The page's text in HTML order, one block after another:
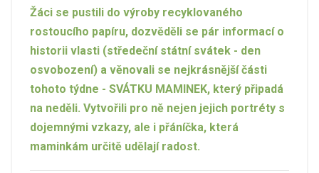
Žáci se pustili do výroby recyklovaného
rostoucího papíru, dozvěděli se pár informací o
historii vlasti (středeční státní svátek - den
osvobození) a věnovali se nejkrásnější části
tohoto týdne - SVÁTKU MAMINEK, který připadá
na neděli. Vytvořili pro ně nejen jejich portréty s
dojemnými vzkazy, ale i přáníčka, která
maminkám určitě udělají radost.